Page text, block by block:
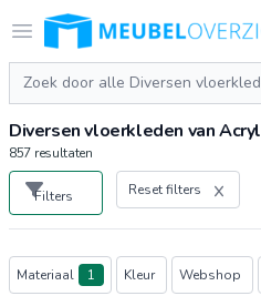
Open menu
Logo Meubeloverzicht.nl
Zoeken
Diversen vloerkleden van Acryl
857 resultaten
Filters Reset filters
Producten
Materiaal 1 Kleur Webshop